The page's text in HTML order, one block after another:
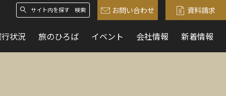
検索 お問い合わせ 資料請求
状況 旅のひろば イベント 会社情報 新着情報